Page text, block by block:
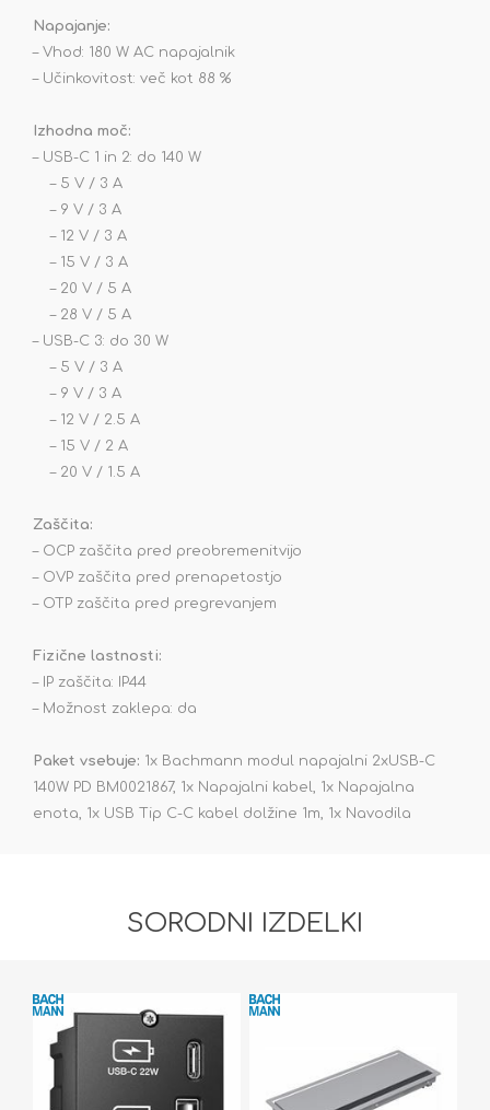
Napajanje:
– Vhod: 180 W AC napajalnik
– Učinkovitost: več kot 88 %
Izhodna moč:
– USB-C 1 in 2: do 140 W
– 5 V / 3 A
– 9 V / 3 A
– 12 V / 3 A
– 15 V / 3 A
– 20 V / 5 A
– 28 V / 5 A
– USB-C 3: do 30 W
– 5 V / 3 A
– 9 V / 3 A
– 12 V / 2.5 A
– 15 V / 2 A
– 20 V / 1.5 A
Zaščita:
– OCP zaščita pred preobremenitvijo
– OVP zaščita pred prenapetostjo
– OTP zaščita pred pregrevanjem
Fizične lastnosti:
– IP zaščita: IP44
– Možnost zaklepa: da
Paket vsebuje: 1x Bachmann modul napajalni 2xUSB-C
140W PD BM0021867, 1x Napajalni kabel, 1x Napajalna
enota, 1x USB Tip C-C kabel dolžine 1m, 1x Navodila
SORODNI IZDELKI